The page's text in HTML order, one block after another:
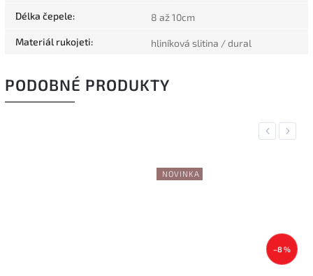
Délka čepele: 8 až 10cm
Materiál rukojeti: hliníková slitina / dural
PODOBNÉ PRODUKTY
Previous
NOVINKA
–8 %
Next